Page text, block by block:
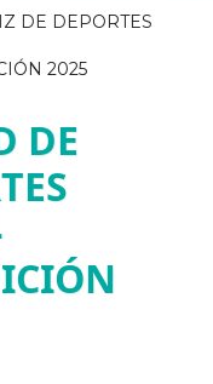
DE DEPORTES
2025
DE